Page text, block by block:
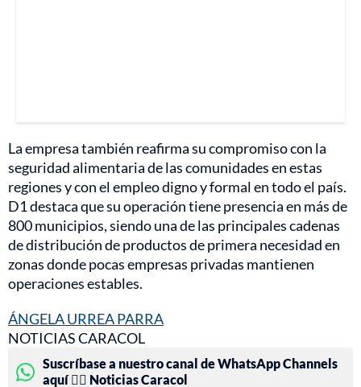
La empresa también reafirma su compromiso con la
seguridad alimentaria de las comunidades en estas
regiones y con el empleo digno y formal en todo el país.
D1 destaca que su operación tiene presencia en más de
800 municipios, siendo una de las principales cadenas
de distribución de productos de primera necesidad en
zonas donde pocas empresas privadas mantienen
operaciones estables.
ÁNGELA URREA PARRA
NOTICIAS CARACOL
Suscríbase a nuestro canal de WhatsApp Channels
aquí 👉🏻 Noticias Caracol